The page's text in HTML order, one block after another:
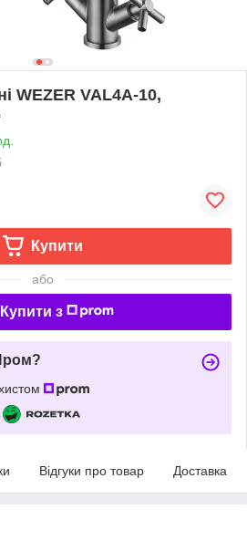
WEZER VAL4A-10,
Купити
або
Купити з
Відгуки про товар Доставка